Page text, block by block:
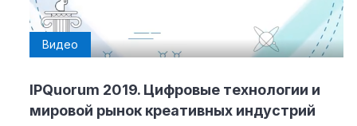
Видео
IPQuorum 2019. Цифровые технологии и
мировой рынок креативных индустрий